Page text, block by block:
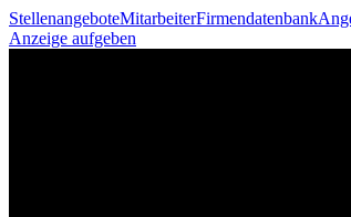
StellenangeboteMitarbeiterFirmendatenbank
Anzeige aufgeben